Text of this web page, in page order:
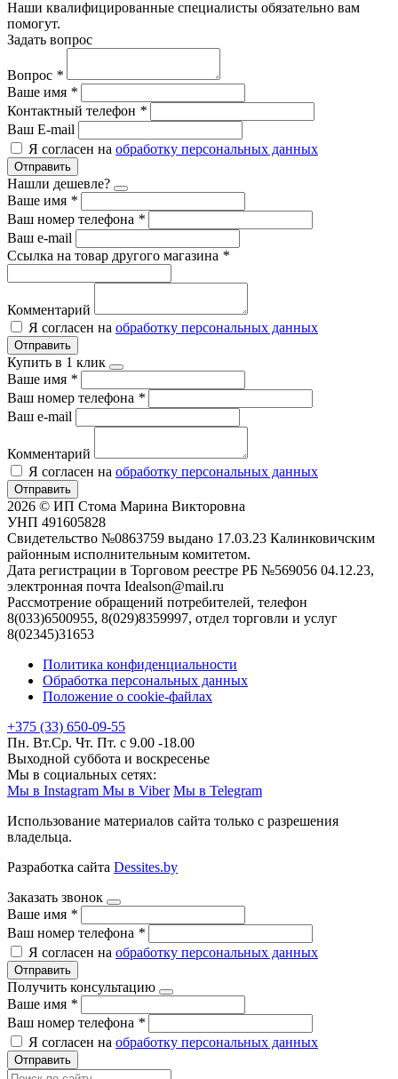
Наши квалифицированные специалисты обязательно вам
помогут.
Задать вопрос
Вопрос *
Ваше имя *
Контактный телефон *
Ваш E-mail
Я согласен на обработку персональных данных
Отправить
Нашли дешевле?
Ваше имя *
Ваш номер телефона *
Ваш e-mail
Ссылка на товар другого магазина *
Комментарий
Я согласен на обработку персональных данных
Отправить
Купить в 1 клик
Ваше имя *
Ваш номер телефона *
Ваш e-mail
Комментарий
Я согласен на обработку персональных данных
Отправить
2026 © ИП Стома Марина Викторовна
УНП 491605828
Свидетельство №0863759 выдано 17.03.23 Калинковичским
районным исполнительным комитетом.
Дата регистрации в Торговом реестре РБ №569056 04.12.23,
электронная почта Idealson@mail.ru
Рассмотрение обращений потребителей, телефон
8(033)6500955, 8(029)8359997, отдел торговли и услуг
8(02345)31653
Политика конфиденциальности
Обработка персональных данных
Положение о cookie-файлах
+375 (33) 650-09-55
Пн. Вт.Ср. Чт. Пт. с 9.00 -18.00
Выходной суббота и воскресенье
Мы в социальных сетях:
Мы в Instagram Мы в Viber Мы в Telegram
Использование материалов сайта только с разрешения
владельца.
Разработка сайта Dessites.by
Заказать звонок
Ваше имя *
Ваш номер телефона *
Я согласен на обработку персональных данных
Отправить
Получить консультацию
Ваше имя *
Ваш номер телефона *
Я согласен на обработку персональных данных
Отправить